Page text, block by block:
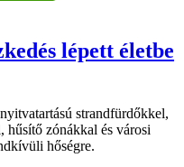
lépett életbe
strandfürdőkkel,
zónákkal és városi
hőségre.